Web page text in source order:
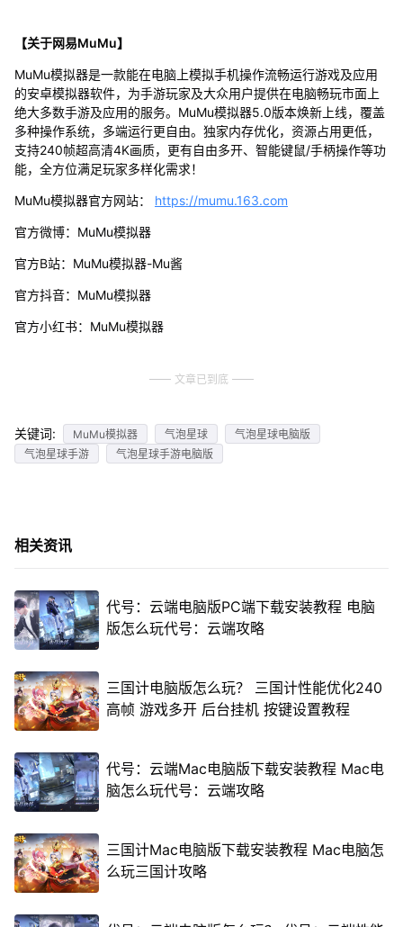
【关于网易MuMu】
MuMu模拟器是一款能在电脑上模拟手机操作流畅运行游戏及应用
的安卓模拟器软件，为手游玩家及大众用户提供在电脑畅玩市面上
绝大多数手游及应用的服务。MuMu模拟器5.0版本焕新上线，覆盖
多种操作系统，多端运行更自由。独家内存优化，资源占用更低，
支持240帧超高清4K画质，更有自由多开、智能键鼠/手柄操作等功
能，全方位满足玩家多样化需求！
MuMu模拟器官方网站： https://mumu.163.com
官方微博：MuMu模拟器
官方B站：MuMu模拟器-Mu酱
官方抖音：MuMu模拟器
官方小红书：MuMu模拟器
文章已到底
关键词: MuMu模拟器 气泡星球
气泡星球电脑版
气泡星球手游
气泡星球手游电脑版
相关资讯
代号：云端电脑版PC端下载安装教程 电脑
版怎么玩代号：云端攻略
三国计电脑版怎么玩？ 三国计性能优化240
高帧 游戏多开 后台挂机 按键设置教程
代号：云端Mac电脑版下载安装教程 Mac电
脑怎么玩代号：云端攻略
三国计Mac电脑版下载安装教程 Mac电脑怎
么玩三国计攻略